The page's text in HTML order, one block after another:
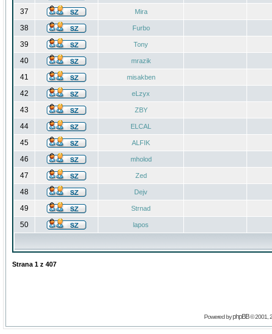
37 Mira
38 Furbo
39 Tony
40 mrazik
41 misakben
42 eLzyx
43 ZBY
44 ELCAL
45 ALFIK
46 mholod
47 Zed
48 Dejv
49 Strnad
50 lapos
Strana 1 z 407
Powered byphpBB© 2001,